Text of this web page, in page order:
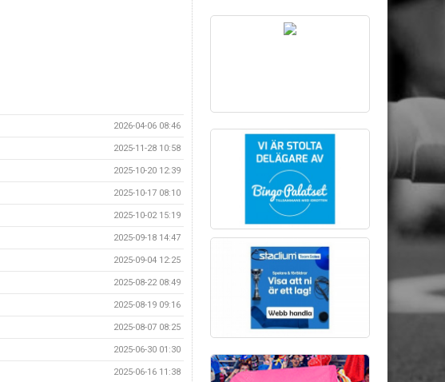
2026-04-06 08:46
2025-11-28 10:58
2025-10-20 12:39
2025-10-17 08:10
2025-10-02 15:19
2025-09-18 14:47
2025-09-04 12:25
2025-08-22 08:49
2025-08-19 09:16
2025-08-07 08:25
2025-06-30 01:30
2025-06-16 11:38